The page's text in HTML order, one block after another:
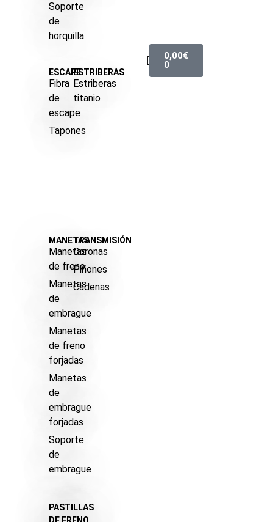
Soporte
de
horquilla
ESCAPE
Fibra
de
escape
Tapones
ESTRIBERAS
Estriberas
titanio
MANETAS
Manetas
de freno
Manetas
de
embrague
Manetas
de freno
forjadas
Manetas
de
embrague
forjadas
Soporte
de
embrague
TRANSMISIÓN
Coronas
Piñones
Cadenas
PASTILLAS
0,00€
0